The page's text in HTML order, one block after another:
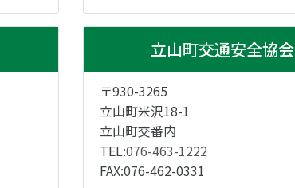
立山町交通安全協会
〒930-3265
立山町米沢18-1
立山町交番内
TEL:076-463-1222
FAX:076-462-0331